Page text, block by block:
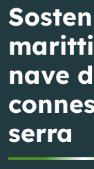
nave
serra